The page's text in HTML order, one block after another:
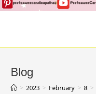
Blog
> 2023 > February > 8 >